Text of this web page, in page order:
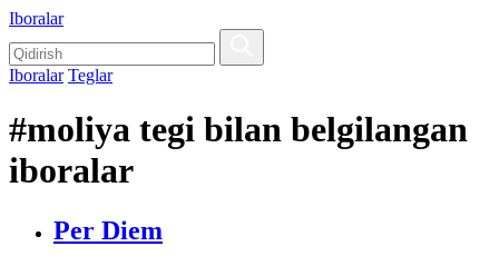
Iboralar
Iboralar Teglar
#moliya tegi bilan belgilangan
iboralar
Per Diem